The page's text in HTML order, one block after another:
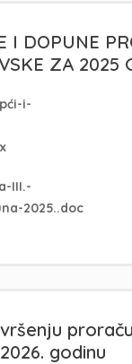
I DOPUNE
ZA 2025
i-
III.-
2025..doc
godinu